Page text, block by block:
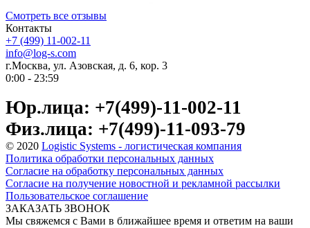
Смотреть все отзывы
Контакты
+7 (499) 11-002-11
info@log-s.com
г.Москва, ул. Азовская, д. 6, кор. 3
0:00 - 23:59
Юр.лица: +7(499)-11-002-11
Физ.лица: +7(499)-11-093-79
© 2020 Logistic Systems - логистическая компания
Политика обработки персональных данных
Согласие на обработку персональных данных
Согласие на получение новостной и рекламной рассылки
Пользовательское соглашение
ЗАКАЗАТЬ ЗВОНОК
Мы свяжемся с Вами в ближайшее время и ответим на ваши